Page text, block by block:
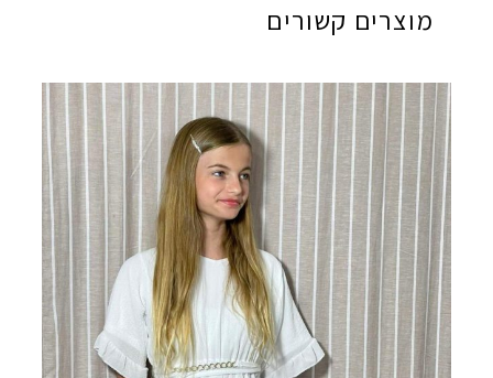
מוצרים קשורים